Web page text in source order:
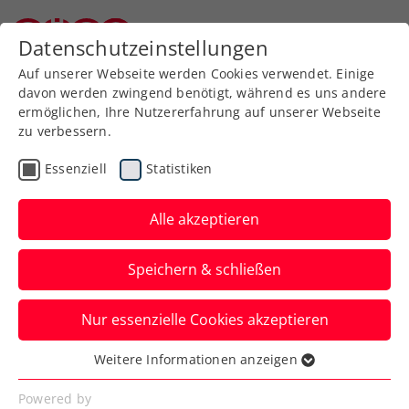
Zurück zur Newsübersicht
ATP
Wimbledon: Misolic
kämpft sich in die 2.
Qualifikationsrunde
Lukas Neumayer und Jurij Rodionov
verlieren bei der in Roehampton
ausgetragenen Vorausscheidung früh.
Verfasst von: Manuel Wachta, 23.06.2025
Datenschutzeinstellungen
Auf unserer Webseite werden Cookies verwendet. Einige
davon werden zwingend benötigt, während es uns andere
ermöglichen, Ihre Nutzererfahrung auf unserer Webseite
zu verbessern.
Essenziell Statistiken
Alle akzeptieren
Speichern & schließen
Nur essenzielle Cookies akzeptieren
Essenziell
Essenzielle Cookies werden für grundlegende
Weitere Informationen anzeigen
Powered by